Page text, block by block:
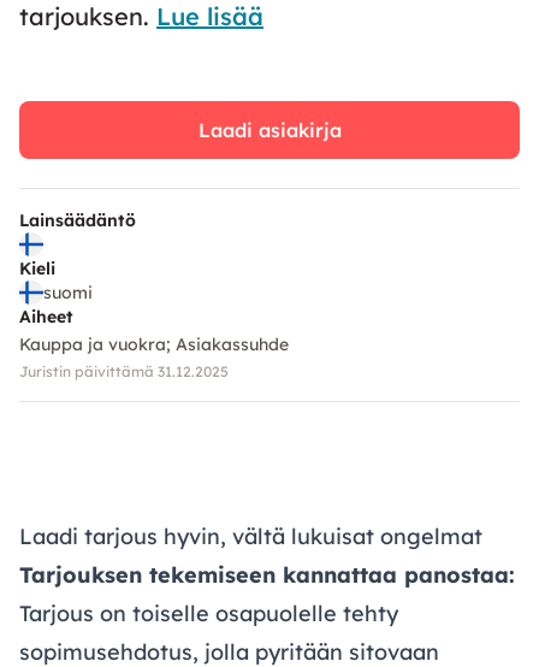
tarjouksen. Lue lisää
Lainsäädäntö
Kieli
suomi
Aiheet
Kauppa ja vuokra Asiakassuhde
Juristin päivittämä 31.12.2025
Laadi asiakirja
Laadi tarjous hyvin, vältä lukuisat ongelmat
Tarjouksen tekemiseen kannattaa panostaa:
Tarjous on toiselle osapuolelle tehty
sopimusehdotus, jolla pyritään sitovaan